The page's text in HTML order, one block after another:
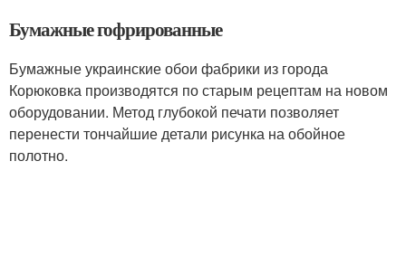
Бумажные гофрированные
Бумажные украинские обои фабрики из города
Корюковка производятся по старым рецептам на новом
оборудовании. Метод глубокой печати позволяет
перенести тончайшие детали рисунка на обойное
полотно.